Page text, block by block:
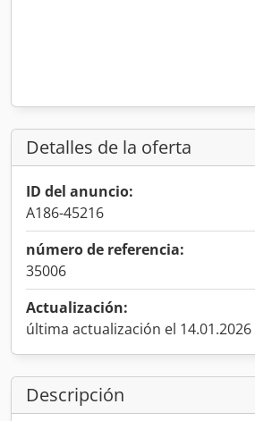
Detalles de la oferta
ID del anuncio:
A186-45216
número de referencia:
35006
Actualización:
última actualización el 14.01.2026
Descripción